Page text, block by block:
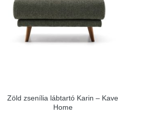
Zöld zsenília lábtartó Karin – Kave
Home